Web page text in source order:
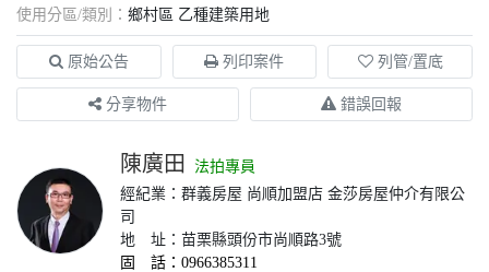
使用分區/類別： 鄉村區 乙種建築用地
原始公告 列印案件 列管/置底
分享物件 錯誤回報
陳廣田
法拍專員
經紀業：群義房屋 尚順加盟店 金莎房屋仲介有限公
司
地 址：苗栗縣頭份市尚順路3號
固 話：0966385311